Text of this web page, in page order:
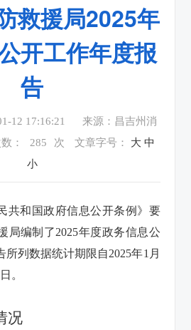
救援局2025年
开工作年度报
告
12 17:16:21
来源：昌吉州消
： 285 次 文章字号： 大 中
小
共和国政府信息公开条例》要
局编制了2025年度政务信息公
列数据统计期限自2025年1月
。
况